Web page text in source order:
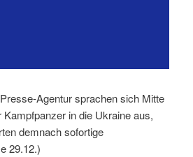
Agentur sprachen sich Mitte
in die Ukraine aus,
demnach sofortige
29.12.)